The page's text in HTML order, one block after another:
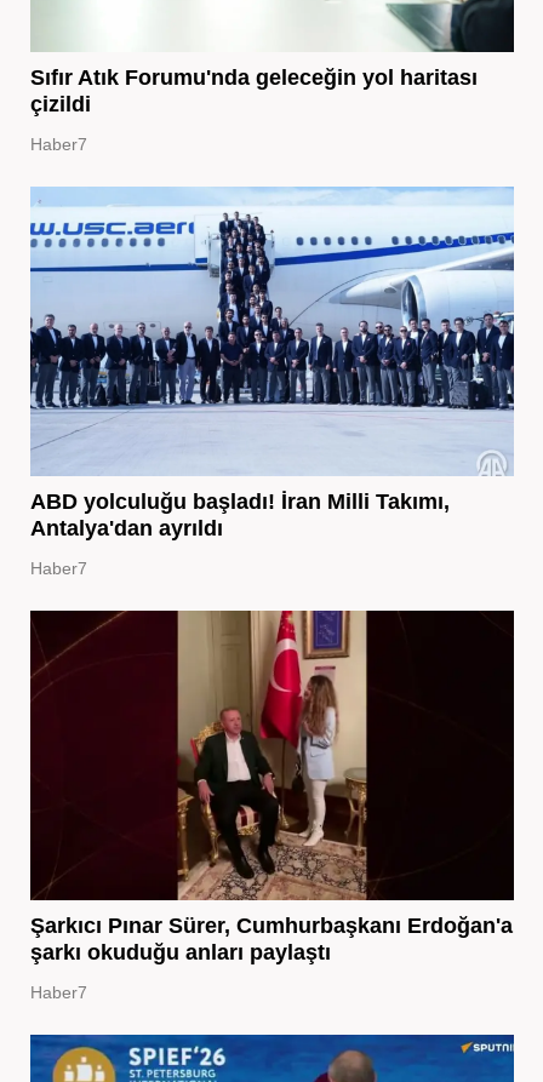
Sıfır Atık Forumu'nda geleceğin yol haritası
çizildi
Haber7
ABD yolculuğu başladı! İran Milli Takımı,
Antalya'dan ayrıldı
Haber7
Şarkıcı Pınar Sürer, Cumhurbaşkanı Erdoğan'a
şarkı okuduğu anları paylaştı
Haber7